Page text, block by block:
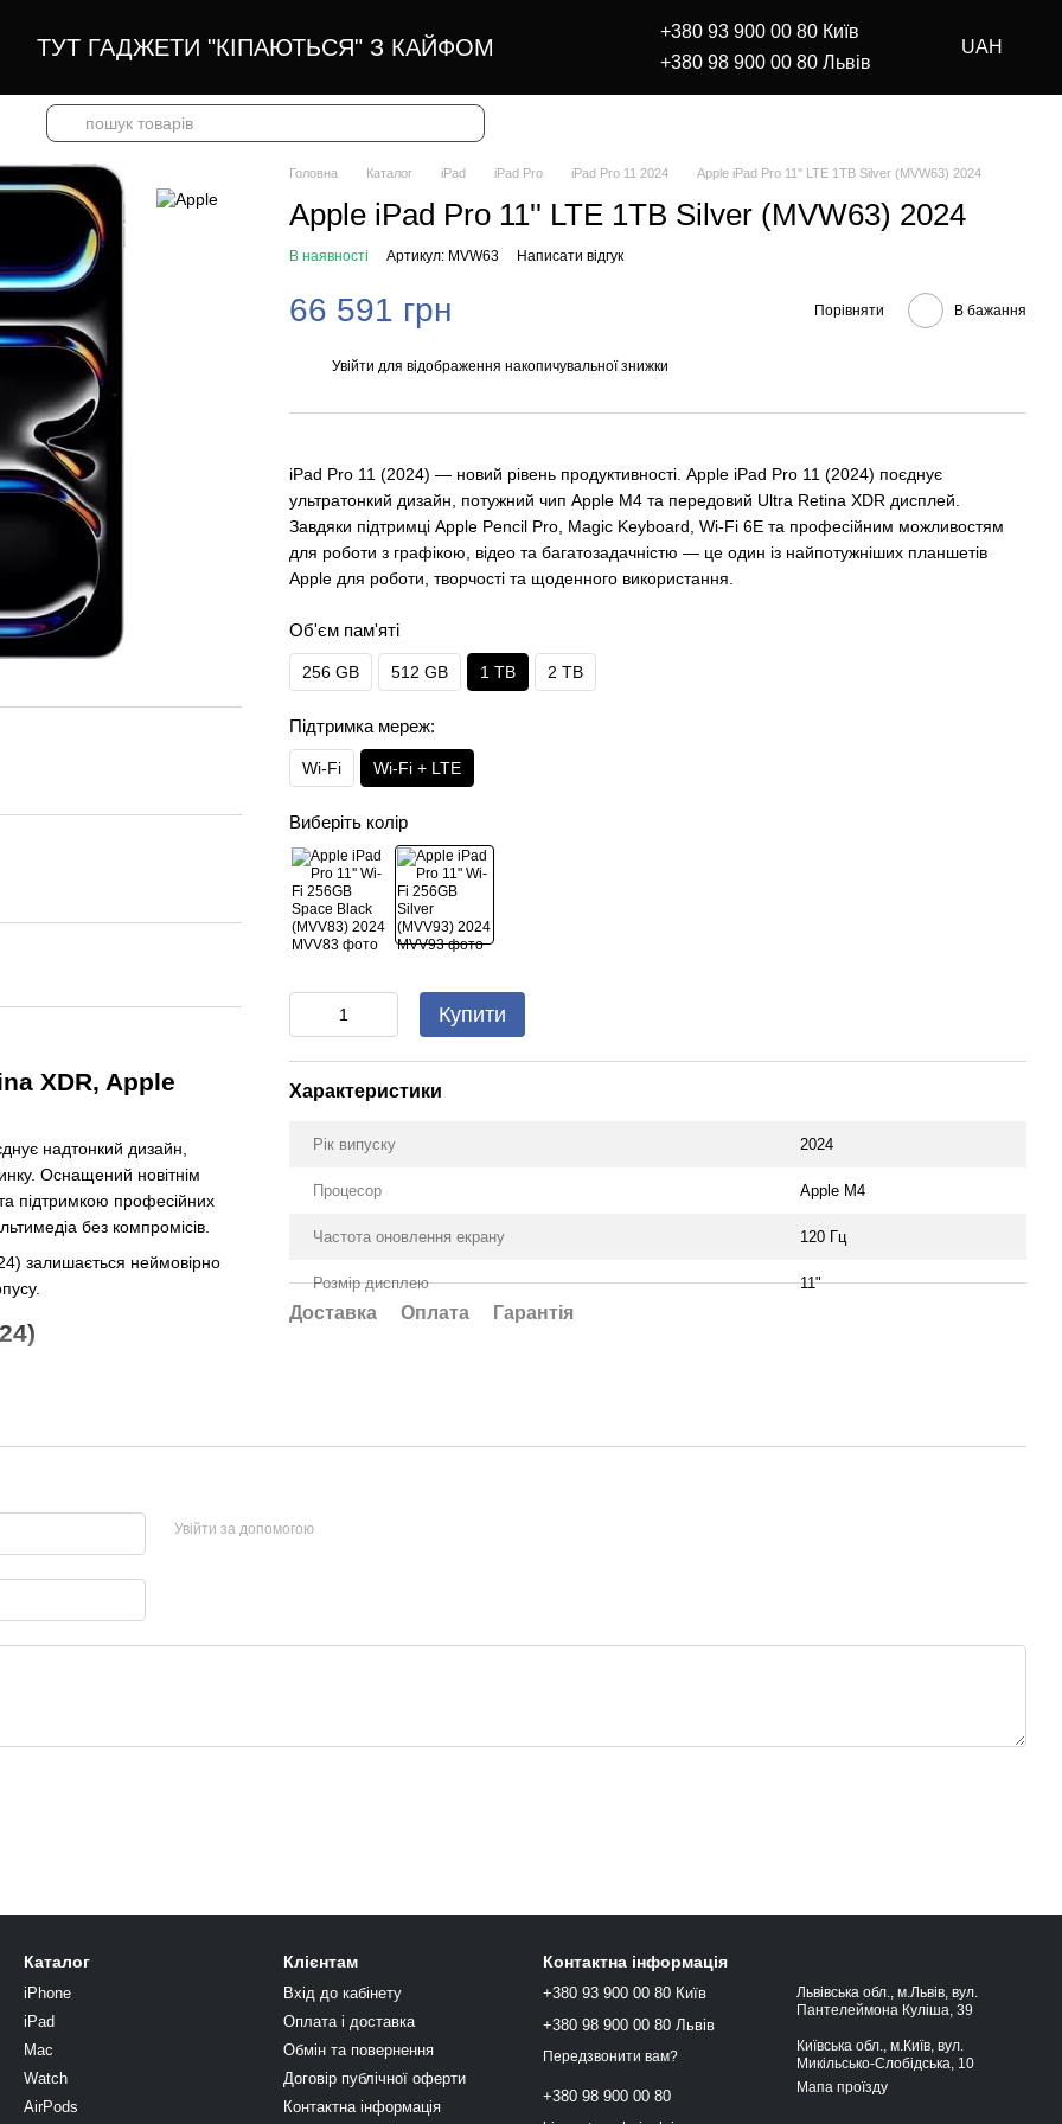
ТУТ ГАДЖЕТИ "КІПАЮТЬСЯ" З КАЙФОМ
+380 93 900 00 80 Київ
+380 98 900 00 80 Львів
UAH
XDR, Apple
надтонкий дизайн,
Оснащений новітнім
підтримкою професійних
без компромісів.
залишається неймовірно
Головна Каталог iPad iPad Pro iPad Pro 11 2024 Apple iPad Pro 11'' LTE 1TB Silver (MVW63) 2024
Apple iPad Pro 11'' LTE 1TB Silver (MVW63) 2024
В наявності Артикул: MVW63 Написати відгук
66 591 грн Порівняти В бажання
Увійти для відображення накопичувальної знижки
iPad Pro 11 (2024) — новий рівень продуктивності. Apple iPad Pro 11 (2024) поєднує
ультратонкий дизайн, потужний чип Apple M4 та передовий Ultra Retina XDR дисплей.
Завдяки підтримці Apple Pencil Pro, Magic Keyboard, Wi-Fi 6E та професійним можливостям
для роботи з графікою, відео та багатозадачністю — це один із найпотужніших планшетів
Apple для роботи, творчості та щоденного використання.
Об'єм пам'яті
256 GB 512 GB 1 TB 2 TB
Підтримка мереж:
Wi-Fi Wi-Fi + LTE
Виберіть колір
Купити
Характеристики
Рік випуску 2024
Процесор Apple M4
Частота оновлення екрану 120 Гц
Розмір дисплею 11"
Доставка Оплата Гарантія
Увійти за допомогою
Каталог
iPhone
iPad
Mac
Watch
AirPods
Клієнтам
Вхід до кабінету
Оплата і доставка
Обмін та повернення
Договір публічної оферти
Контактна інформація
Контактна інформація
+380 93 900 00 80 Київ
+380 98 900 00 80 Львів
Передзвонити вам?
+380 98 900 00 80
Львівська обл., м.Львів, вул.
Пантелеймона Куліша, 39
Київська обл., м.Київ, вул.
Микільсько-Слобідська, 10
Мапа проїзду